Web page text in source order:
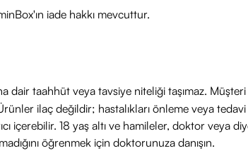
veya tedavi edilmesi amacıyla kullanılmaz.
aşmayınız.
ediniz.
iade hakkı mevcuttur.
dair taahhüt veya tavsiye niteliği taşımaz.
ilaç değildir; hastalıkları önleme veya
içerebilir. 18 yaş altı ve hamileler, doktor veya
öğrenmek için doktorunuza danışın.